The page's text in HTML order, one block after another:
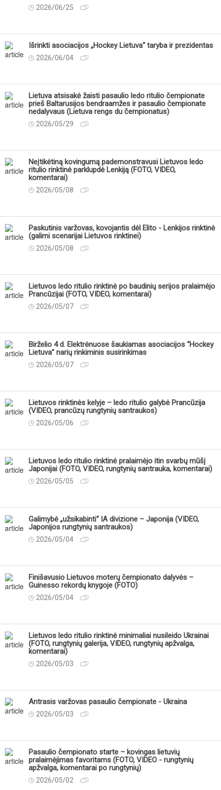
2026/06/25
Išrinkti asociacijos „Hockey Lietuva“ taryba ir prezidentas
2026/06/04
Lietuva atsisakė žaisti pasaulio ledo ritulio čempionate
prieš Baltarusijos bendraamžes ir pasaulio čempionate
nedalyvaus (Lietuva rengs du čempionatus)
2026/05/29
Neįtikėtiną kovingumą pademonstravusi Lietuvos ledo
ritulio rinktinė parklupdė Lenkiją (FOTO, VIDEO,
komentarai)
2026/05/08
Paskutinis varžovas, kovojantis dėl Elito - Lenkijos rinktinė
(galimi scenarijai Lietuvos rinktinei)
2026/05/08
Lietuvos ledo ritulio rinktinė po baudinių serijos pralaimėjo
Prancūzijai (FOTO, VIDEO, komentarai)
2026/05/07
Birželio 4 d. Elektrėnuose šaukiamas asociacijos “Hockey
Lietuva” narių rinkiminis susirinkimas
2026/05/07
Lietuvos rinktinės kelyje – ledo ritulio galybė Prancūzija
(VIDEO, prancūzų rungtynių santraukos)
2026/05/06
Lietuvos ledo ritulio rinktinė pralaimėjo itin svarbų mūšį
Japonijai (FOTO, VIDEO, rungtynių santrauka, komentarai)
2026/05/05
Galimybė „užsikabinti“ IA divizione – Japonija (VIDEO,
Japonijos rungtynių santraukos)
2026/05/04
Finišavusio Lietuvos moterų čempionato dalyvės –
Guinesso rekordų knygoje (FOTO)
2026/05/04
Lietuvos ledo ritulio rinktinė minimaliai nusileido Ukrainai
(FOTO, rungtynių galerija, VIDEO, rungtynių apžvalga,
komentarai)
2026/05/03
Antrasis varžovas pasaulio čempionate - Ukraina
2026/05/03
Pasaulio čempionato starte – kovingas lietuvių
pralaimėjimas favoritams (FOTO, VIDEO - rungtynių
apžvalga, komentarai po rungtynių)
2026/05/02